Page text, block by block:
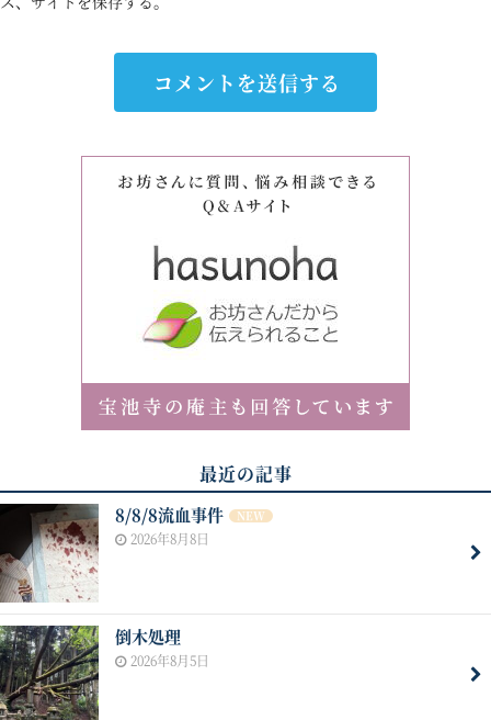
最近の記事
8/8/8流血事件 NEW
2026年8月8日
倒木処理
2026年8月5日